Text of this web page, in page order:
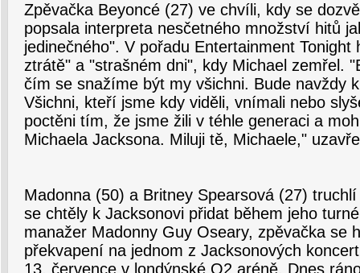
Zpěvačka Beyoncé (27) ve chvíli, kdy se
popsala interpreta nesčetného množství hitů
jedinečného". V pořadu Entertainment Tonight
ztrátě" a "strašném dni", kdy Michael zemřel.
čím se snažíme být my všichni. Bude navždy
Všichni, kteří jsme kdy viděli, vnímali nebo
poctěni tím, že jsme žili v téhle generaci a
Michaela Jacksona. Miluji tě, Michaele,"
Madonna (50) a Britney Spearsová (27)
se chtěly k Jacksonovi přidat během jeho
manažer Madonny Guy Oseary, zpěvačka se
překvapení na jednom z Jacksonových
13. července v londýnské O2 aréně. Dnes